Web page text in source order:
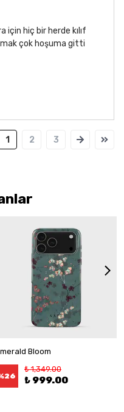
hiç bir herde kılıf
çok hoşuma gitti
1 2 3
Bloom
26
₺ 1,349.00
₺ 999.00